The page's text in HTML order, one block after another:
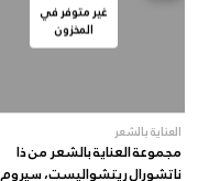
غير متوفر في
المخزون
العناية بالشعر
مجموعة العناية بالشعر من ذا
ناتشورال ريتشواليست، سيروم